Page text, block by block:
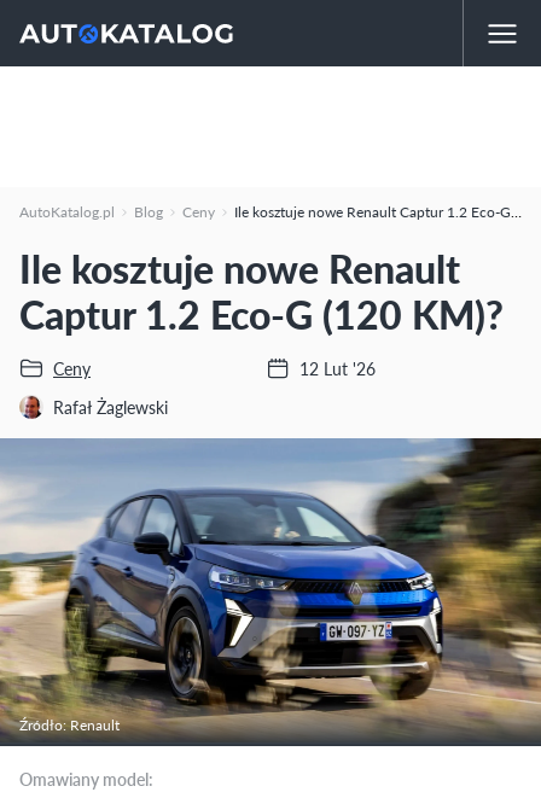
AutoKatalog.pl Blog Ceny Ile kosztuje nowe Renault Captur 1.2 Eco-G (120 KM)?
Ile kosztuje nowe Renault
Captur 1.2 Eco-G (120 KM)?
Ceny
Rafał Żaglewski
12 Lut '26
Źródło: Renault
Omawiany model: